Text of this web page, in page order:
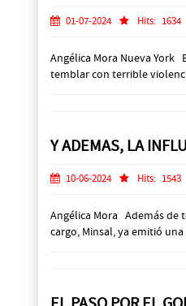
01-07-2024 Hits: 1634
Angélica Mora Nueva York
temblar con terrible
Y ADEMAS, LA
10-06-2024 Hits: 1543
Angélica Mora Además de
cargo, Minsal, ya emitió